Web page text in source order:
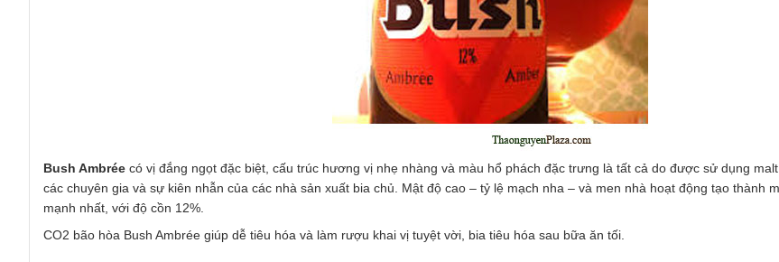
Bush Ambrée có vị đắng ngọt đặc biệt, cấu trúc hương vị nhẹ nhàng và màu hổ phách đặc trưng là tất cả do được sử dụng
các chuyên gia và sự kiên nhẫn của các nhà sản xuất bia chủ. Mật độ cao – tỷ lệ mạch nha – và men nhà hoạt động tạo thành
mạnh nhất, với độ cồn 12%.
CO2 bão hòa Bush Ambrée giúp dễ tiêu hóa và làm rượu khai vị tuyệt vời, bia tiêu hóa sau bữa ăn tối.